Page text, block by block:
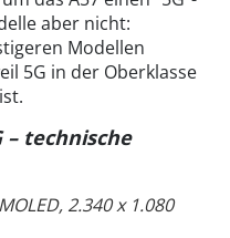
aber nicht:
Modellen
5G in der Oberklasse
– technische
2.340 x 1.080